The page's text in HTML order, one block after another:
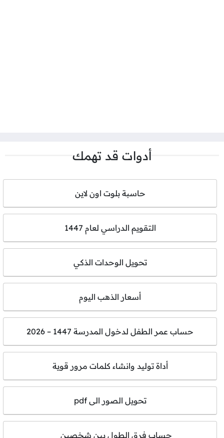
أدوات قد تهمك
حاسبة بلوت اون لاين
التقويم الدراسي لعام 1447
تحويل الوحدات الذكي
أسعار الذهب اليوم
حساب عمر الطفل لدخول المدرسة 1447 – 2026
أداة توليد وانشاء كلمات مرور قوية
تحويل الصور الى pdf
حساب فرق الطول بين شخصين